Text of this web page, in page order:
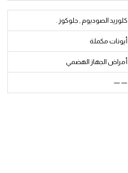
كلوريد الصوديوم , جلوكوز .
أيونات مكملة
أمراض الجهاز الهضمي
— —